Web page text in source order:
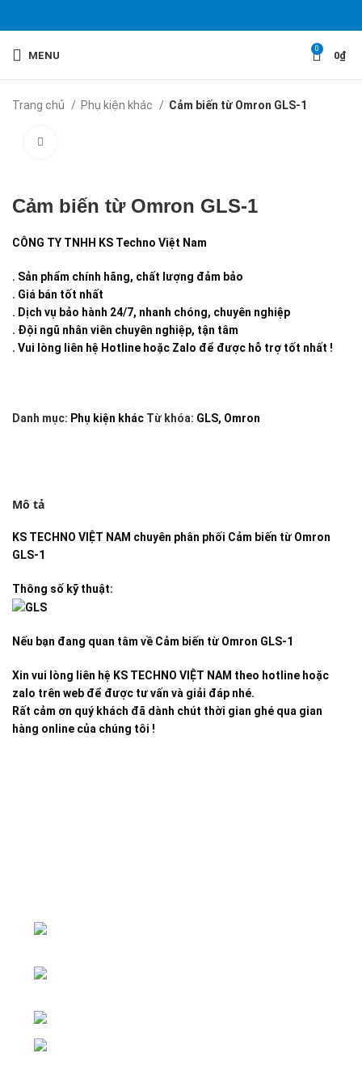
MENU
0
0₫
Trang chủ Phụ kiện khác Cảm biến từ Omron GLS-1
Cảm biến từ Omron GLS-1
CÔNG TY TNHH KS Techno Việt Nam
. Sản phẩm chính hãng, chất lượng đảm bảo
. Giá bán tốt nhất
. Dịch vụ bảo hành 24/7, nhanh chóng, chuyên nghiệp
. Đội ngũ nhân viên chuyên nghiệp, tận tâm
. Vui lòng liên hệ Hotline hoặc Zalo để được hỗ trợ tốt nhất !
Danh mục: Phụ kiện khác Từ khóa: GLS, Omron
Mô tả
KS TECHNO VIỆT NAM chuyên phân phối Cảm biến từ Omron
GLS-1
Thông số kỹ thuật:
Nếu bạn đang quan tâm về Cảm biến từ Omron GLS-1
Xin vui lòng liên hệ KS TECHNO VIỆT NAM theo hotline hoặc
zalo trên web để được tư vấn và giải đáp nhé.
Rất cảm ơn quý khách đã dành chút thời gian ghé qua gian
hàng online của chúng tôi !